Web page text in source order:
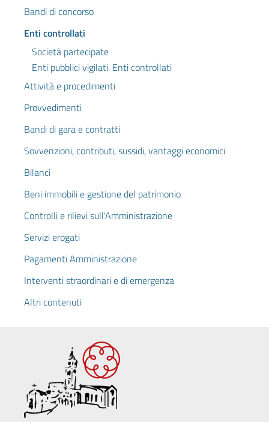
Bandi di concorso
Enti controllati
Società partecipate
Enti pubblici vigilati. Enti controllati
Attività e procedimenti
Provvedimenti
Bandi di gara e contratti
Sovvenzioni, contributi, sussidi, vantaggi economici
Bilanci
Beni immobili e gestione del patrimonio
Controlli e rilievi sull'Amministrazione
Servizi erogati
Pagamenti Amministrazione
Interventi straordinari e di emergenza
Altri contenuti